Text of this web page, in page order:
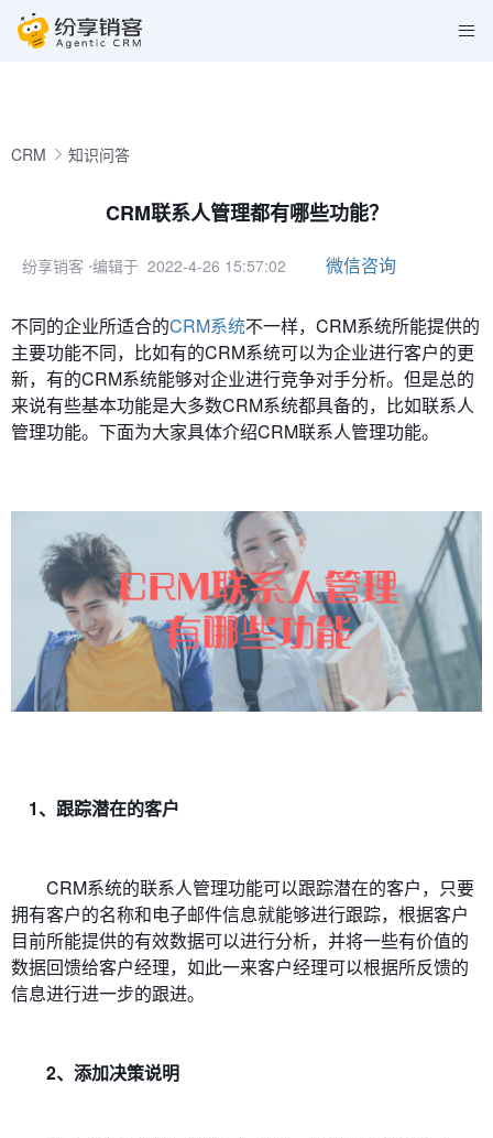
CRM 知识问答
CRM联系人管理都有哪些功能？
纷享销客 ⋅编辑于 2022-4-26 15:57:02 微信咨询
不同的企业所适合的CRM系统不一样，CRM系统所能提供的
主要功能不同，比如有的CRM系统可以为企业进行客户的更
新，有的CRM系统能够对企业进行竞争对手分析。但是总的
来说有些基本功能是大多数CRM系统都具备的，比如联系人
管理功能。下面为大家具体介绍CRM联系人管理功能。
1、跟踪潜在的客户
CRM系统的联系人管理功能可以跟踪潜在的客户，只要
拥有客户的名称和电子邮件信息就能够进行跟踪，根据客户
目前所能提供的有效数据可以进行分析，并将一些有价值的
数据回馈给客户经理，如此一来客户经理可以根据所反馈的
信息进行进一步的跟进。
2、添加决策说明